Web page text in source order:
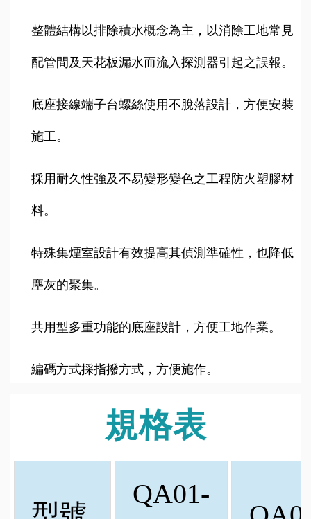
整體結構以排除積水概念為主，以消除工地常見
配管間及天花板漏水而流入探測器引起之誤報。
底座接線端子台螺絲使用不脫落設計，方便安裝
施工。
採用耐久性強及不易變形變色之工程防火塑膠材
料。
特殊集煙室設計有效提高其偵測準確性，也降低
塵灰的聚集。
共用型多重功能的底座設計，方便工地作業。
編碼方式採指撥方式，方便施作。
規格表
QA01-